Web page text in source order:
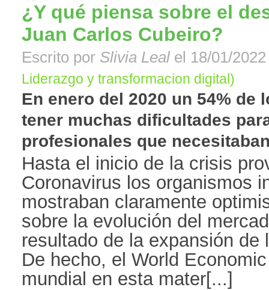
¿Y qué piensa sobre el
Juan Carlos Cubeiro?
Escrito por Slivia Leal el 18/01/
Liderazgo y transformacion digital)
En enero del 2020 un 54%
tener muchas dificultades
profesionales que
Hasta el inicio de la crisis
Coronavirus los organismos
mostraban claramente
sobre la evolución del
resultado de la expansión de
De hecho, el World
mundial en esta mater[...]